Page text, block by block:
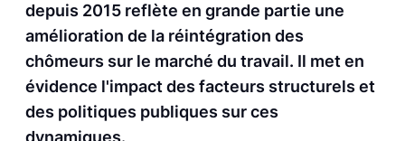
depuis 2015 reflète en grande partie une
amélioration de la réintégration des
chômeurs sur le marché du travail. Il met en
évidence l'impact des facteurs structurels et
des politiques publiques sur ces
dynamiques.